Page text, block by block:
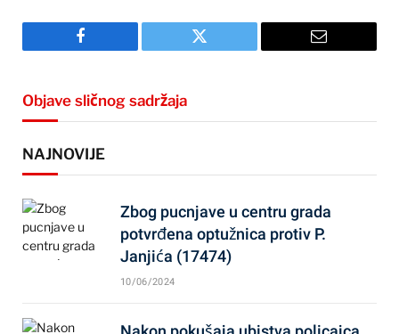
Facebook Twitter Email
Objave sličnog sadržaja
NAJNOVIJE
Zbog pucnjave u centru grada
potvrđena optužnica protiv P.
Janjića (17474)
10/06/2024